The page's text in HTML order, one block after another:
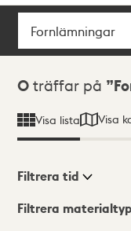
Sök
Sökresultat
0 träffar på
Visa lista Visa
Visningsläge
Filtrera tid
Filtrera